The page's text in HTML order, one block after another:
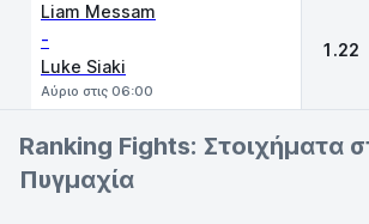
Liam Messam
-
Luke Siaki
Αύριο στις 06:00
1.22
Ranking Fights: Στοιχήματα
Πυγμαχία